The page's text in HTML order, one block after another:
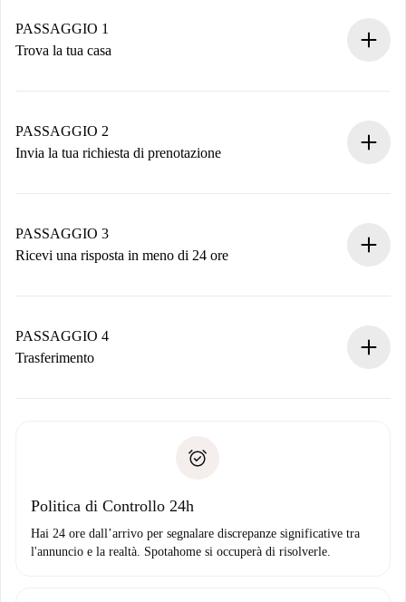
PASSAGGIO 1
Trova la tua casa
Hai tutte le informazioni necessarie in anticipo.
PASSAGGIO 2
Invia la tua richiesta di prenotazione
non accetta.
PASSAGGIO 3
Ricevi una risposta in meno di 24 ore
contatto con il proprietario.
Se rifiutata: non ti addebiteremo nulla e ti proporremo
Domiciliazione del pagamento
PASSAGGIO 4
Trasferimento
solo se non segnali problemi.
Politica di Controllo 24h
Hai 24 ore dall’arrivo per segnalare discrepanze significative tra
l'annuncio e la realtà. Spotahome si occuperà di risolverle.